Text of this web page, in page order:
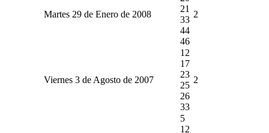
Martes 29 de Enero de 2008
21
33
44
46
2
Viernes 3 de Agosto de 2007
12
17
23
25
26
33
2
5
12